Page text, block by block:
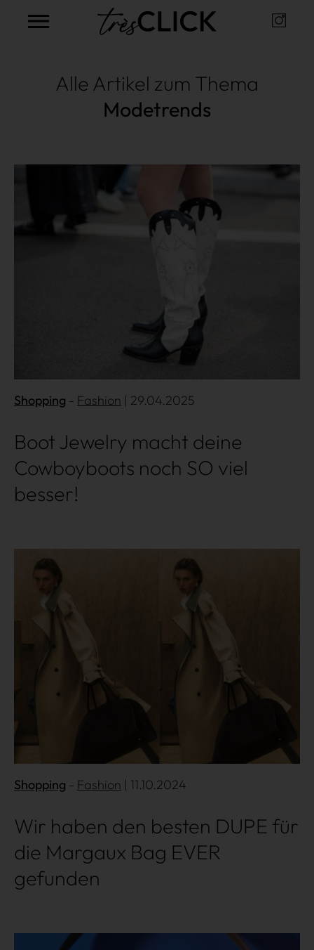
Shopping
Gossip
Experience
Alle Artikel zum Thema
Modetrends
Shopping Fashion | 29.04.2025
Boot Jewelry macht deine
Cowboyboots noch SO viel
besser!
Shopping Fashion | 11.10.2024
Wir haben den besten DUPE für
die Margaux Bag EVER
gefunden
Mehr lesen
Mehr lesen